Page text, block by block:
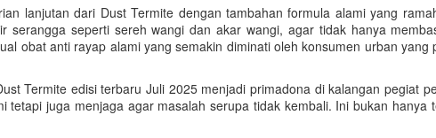
lanjutan dari Dust Termite dengan tambahan formula alami yang
seperti sereh wangi dan akar wangi, agar tidak hanya
obat anti rayap alami yang semakin diminati oleh konsumen urban yang
Termite edisi terbaru Juli 2025 menjadi primadona di kalangan pegiat
juga menjaga agar masalah serupa tidak kembali. Ini bukan hanya